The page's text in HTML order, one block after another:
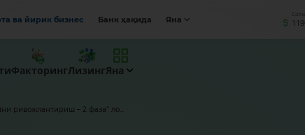
ва йирик бизнес Банк ҳақида Яна
ФакторингЛизингЯна
ривожлантириш – 2 фаза” ло...